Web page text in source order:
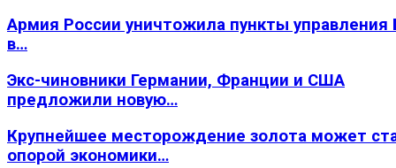
Армия России уничтожила пункты
в…
Экс-чиновники Германии, Франции и США
предложили новую…
Крупнейшее месторождение золота может
опорой экономики…